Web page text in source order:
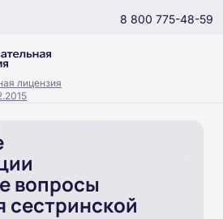
8 800 775-48-59
лицензия
вопросы
сестринской